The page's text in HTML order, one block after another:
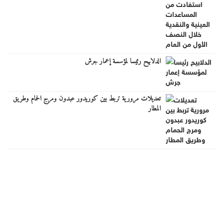
الدلابيح رئيسا لمؤسسة إعمار جرش
تعديلات مرورية تربط بين كوريدور عبدون ومرج الحمام وطريق
المطار